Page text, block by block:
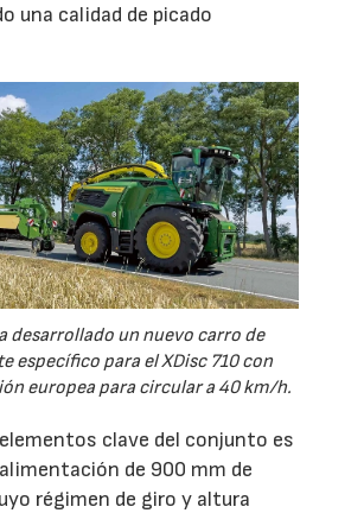
una calidad de picado
desarrollado un nuevo carro de
específico para el XDisc 710 con
europea para circular a 40 km/h.
clave del conjunto es
de 900 mm de
régimen de giro y altura